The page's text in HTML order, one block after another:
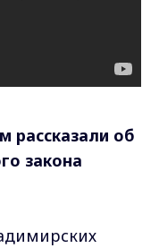
рассказали об
закона